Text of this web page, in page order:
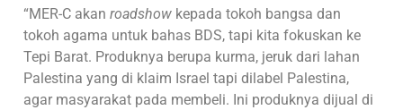
“MER-C akanroadshow kepada tokoh bangsa dan
tokoh agama untuk bahas BDS, tapi kita fokuskan ke
Tepi Barat. Produknya berupa kurma, jeruk dari lahan
Palestina yang di klaim Israel tapi dilabel Palestina,
agar masyarakat pada membeli. Ini produknya dijual di